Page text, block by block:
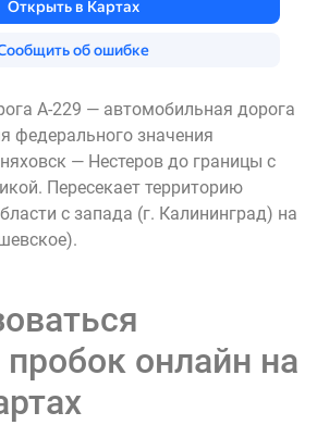
А-229 — автомобильная дорога
федерального значения
— Нестеров до границы с
Пересекает территорию
с запада (г. Калининград) на
онлайн на